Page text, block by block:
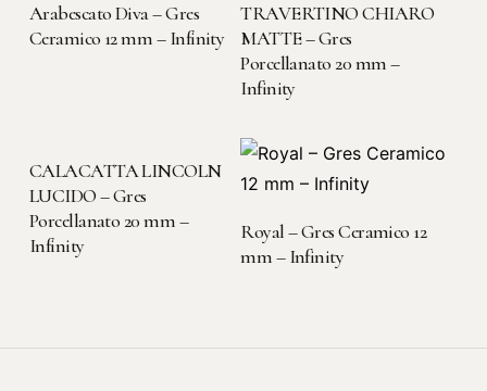
Arabescato Diva – Gres
Ceramico 12 mm – Infinity
TRAVERTINO CHIARO
MATTE – Gres
Porcellanato 20 mm –
Infinity
CALACATTA LINCOLN
LUCIDO – Gres
Porcellanato 20 mm –
Infinity
Royal – Gres Ceramico 12
mm – Infinity